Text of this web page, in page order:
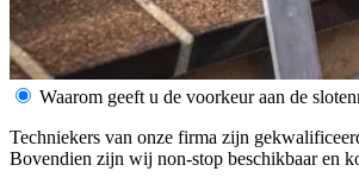
Waarom geeft u de voorkeur aan de
Techniekers van onze firma zijn
Bovendien zijn wij non-stop beschikbaar en